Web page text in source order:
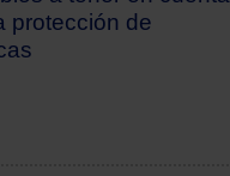
protección de